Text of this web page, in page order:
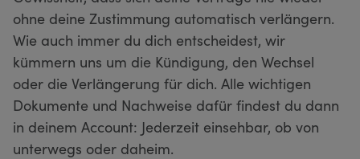
ohne deine Zustimmung automatisch verlängern.
Wie auch immer du dich entscheidest, wir
kümmern uns um die Kündigung, den Wechsel
oder die Verlängerung für dich. Alle wichtigen
Dokumente und Nachweise dafür findest du dann
in deinem Account: Jederzeit einsehbar, ob von
unterwegs oder daheim.